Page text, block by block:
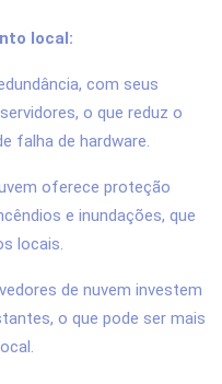
local:
com seus
o que reduz o
falha de hardware.
oferece proteção
e inundações, que
locais.
de nuvem investem
o que pode ser mais